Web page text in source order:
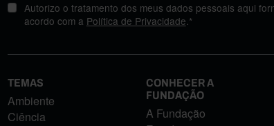
Autorizo o tratamento dos meus dados pessoais aqui
acordo com a Política de Privacidade.*
TEMAS
Ambiente
Ciência
CONHECER A
FUNDAÇÃO
A Fundação